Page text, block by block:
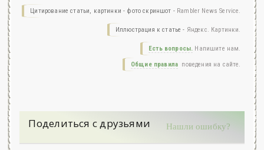
Цитирование статьи, картинки - фото скриншот - Rambler News Service.
Иллюстрация к статье - Яндекс. Картинки.
Есть вопросы. Напишите нам.
Общие правила поведения на сайте.
Поделиться с друзьями Нашли ошибку?